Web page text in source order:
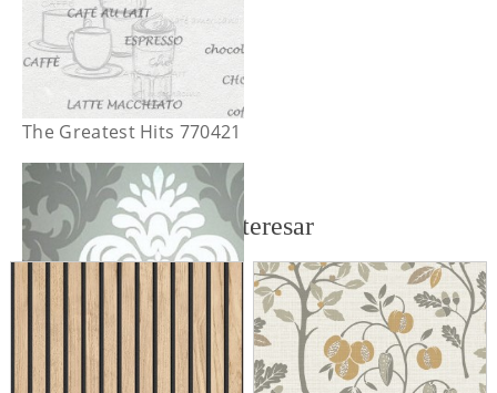
The Greatest Hits 770421
También te puede interesar